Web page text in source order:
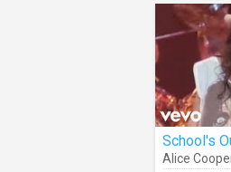
School's
Alice